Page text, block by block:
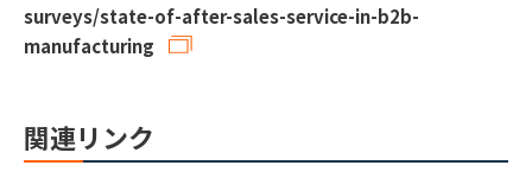
surveys/state-of-after-sales-service-in-b2b-
manufacturing
関連リンク